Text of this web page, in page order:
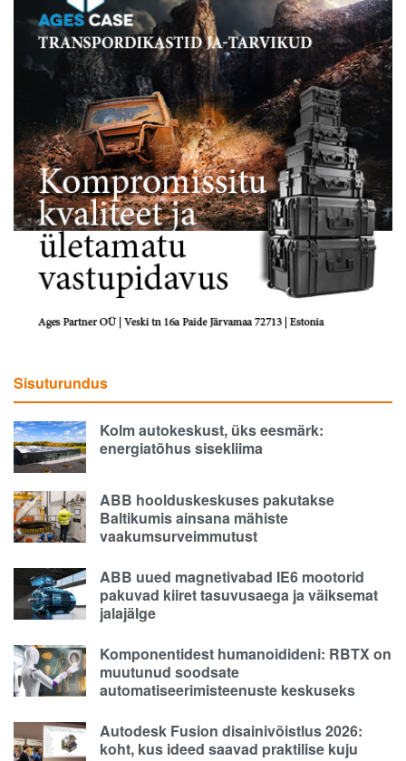
Sisuturundus
Kolm autokeskust, üks eesmärk:
energiatõhus sisekliima
ABB hoolduskeskuses pakutakse
Baltikumis ainsana mähiste
vaakumsurveimmutust
ABB uued magnetivabad IE6 mootorid
pakuvad kiiret tasuvusaega ja väiksemat
jalajälge
Komponentidest humanoidideni: RBTX on
muutunud soodsate
automatiseerimisteenuste keskuseks
Autodesk Fusion disainivõistlus 2026:
koht, kus ideed saavad praktilise kuju